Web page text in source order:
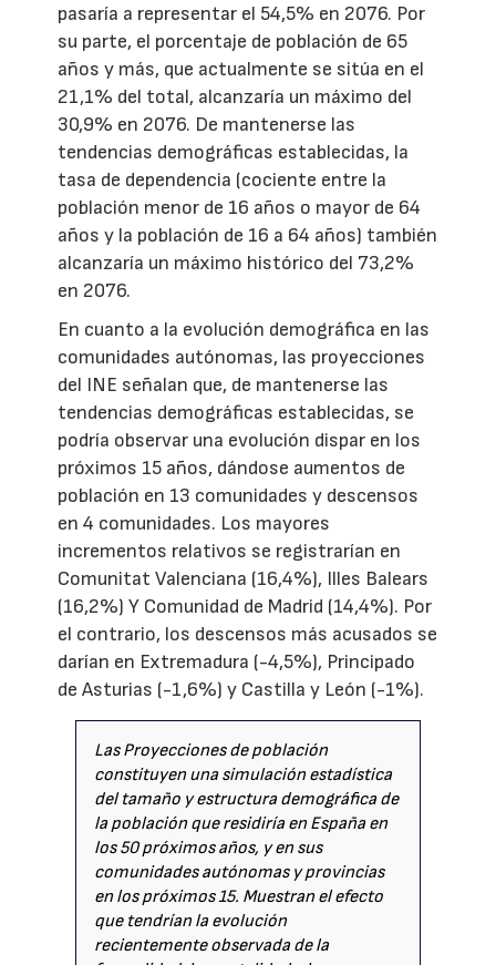
pasaría a representar el 54,5% en 2076. Por
su parte, el porcentaje de población de 65
años y más, que actualmente se sitúa en el
21,1% del total, alcanzaría un máximo del
30,9% en 2076. De mantenerse las
tendencias demográficas establecidas, la
tasa de dependencia (cociente entre la
población menor de 16 años o mayor de 64
años y la población de 16 a 64 años) también
alcanzaría un máximo histórico del 73,2%
en 2076.
En cuanto a la evolución demográfica en las
comunidades autónomas, las proyecciones
del INE señalan que, de mantenerse las
tendencias demográficas establecidas, se
podría observar una evolución dispar en los
próximos 15 años, dándose aumentos de
población en 13 comunidades y descensos
en 4 comunidades. Los mayores
incrementos relativos se registrarían en
Comunitat Valenciana (16,4%), Illes Balears
(16,2%) Y Comunidad de Madrid (14,4%). Por
el contrario, los descensos más acusados se
darían en Extremadura (-4,5%), Principado
de Asturias (-1,6%) y Castilla y León (-1%).
Las Proyecciones de población
constituyen una simulación estadística
del tamaño y estructura demográfica de
la población que residiría en España en
los 50 próximos años, y en sus
comunidades autónomas y provincias
en los próximos 15. Muestran el efecto
que tendrían la evolución
recientemente observada de la